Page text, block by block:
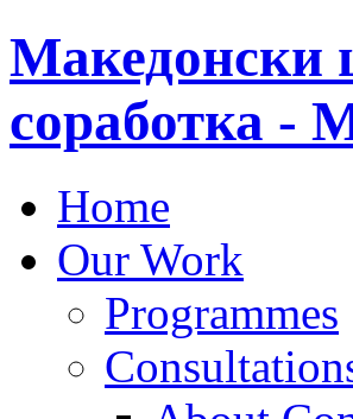
Македонски
соработка
Home
Our Work
Programmes